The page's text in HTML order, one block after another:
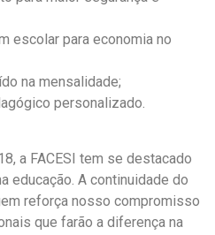
escolar para economia no
na mensalidade;
personalizado.
a FACESI tem se destacado
educação. A continuidade do
reforça nosso compromisso
que farão a diferença na